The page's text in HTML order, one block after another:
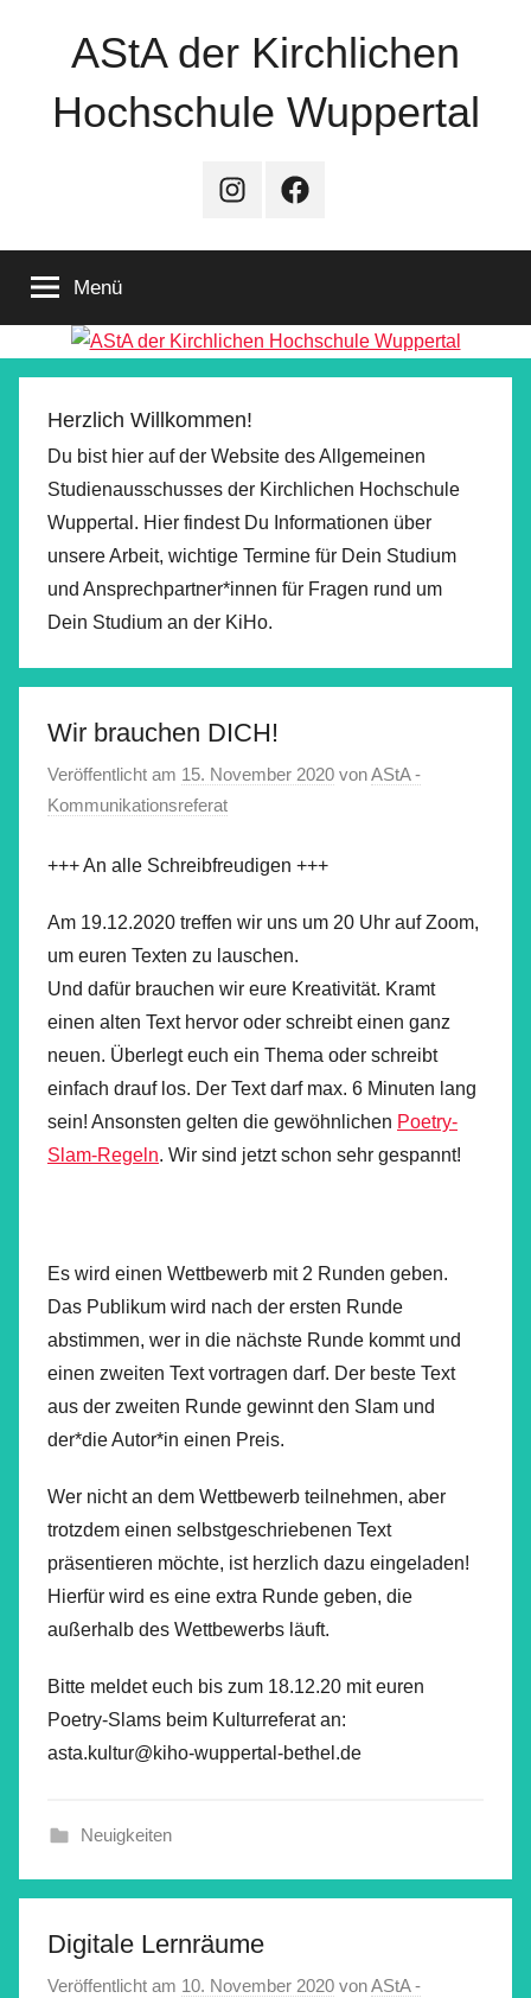
AStA der Kirchlichen
Hochschule Wuppertal
InstagramFacebook
Menü
Herzlich Willkommen!
Du bist hier auf der Website des Allgemeinen
Studienausschusses der Kirchlichen Hochschule
Wuppertal. Hier findest Du Informationen über
unsere Arbeit, wichtige Termine für Dein Studium
und Ansprechpartner*innen für Fragen rund um
Dein Studium an der KiHo.
Wir brauchen DICH!
Veröffentlicht am 15. November 2020 vonAStA -
Kommunikationsreferat
+++ An alle Schreibfreudigen +++
Am 19.12.2020 treffen wir uns um 20 Uhr auf Zoom,
um euren Texten zu lauschen.
Und dafür brauchen wir eure Kreativität. Kramt
einen alten Text hervor oder schreibt einen ganz
neuen. Überlegt euch ein Thema oder schreibt
einfach drauf los. Der Text darf max. 6 Minuten lang
sein! Ansonsten gelten die gewöhnlichen Poetry-
Slam-Regeln. Wir sind jetzt schon sehr gespannt!
Es wird einen Wettbewerb mit 2 Runden geben.
Das Publikum wird nach der ersten Runde
abstimmen, wer in die nächste Runde kommt und
einen zweiten Text vortragen darf. Der beste Text
aus der zweiten Runde gewinnt den Slam und
der*die Autor*in einen Preis.
Wer nicht an dem Wettbewerb teilnehmen, aber
trotzdem einen selbstgeschriebenen Text
präsentieren möchte, ist herzlich dazu eingeladen!
Hierfür wird es eine extra Runde geben, die
außerhalb des Wettbewerbs läuft.
Bitte meldet euch bis zum 18.12.20 mit euren
Poetry-Slams beim Kulturreferat an:
asta.kultur@kiho-wuppertal-bethel.de
Neuigkeiten
Digitale Lernräume
Veröffentlicht am 10. November 2020 vonAStA -